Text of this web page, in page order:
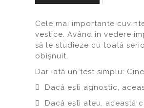
Cele mai importante
vestice. Având în vedere
să le studieze cu toată
obișnuit.
Dar iată un test simplu:
 Dacă ești agnostic,
 Dacă ești ateu, această